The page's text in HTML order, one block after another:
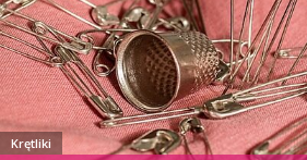
Krętliki